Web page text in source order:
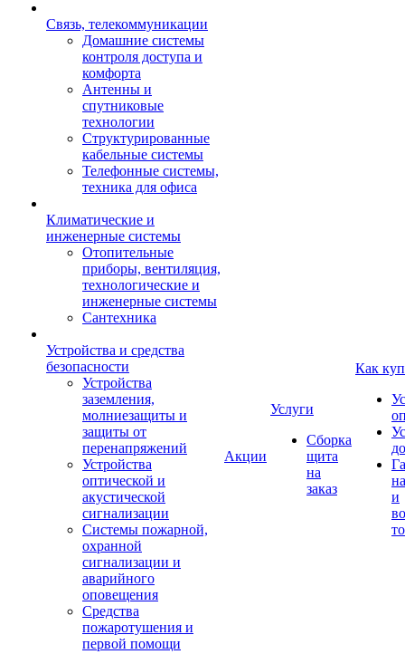
Связь, телекоммуникации
Домашние системы
контроля доступа и
комфорта
Антенны и
спутниковые
технологии
Структурированные
кабельные системы
Телефонные системы,
техника для офиса
Климатические и
инженерные системы
Отопительные
приборы, вентиляция,
технологические и
инженерные системы
Сантехника
Устройства и средства
безопасности
Устройства
заземления,
молниезащиты и
защиты от
перенапряжений
Устройства
оптической и
акустической
сигнализации
Системы пожарной,
охранной
сигнализации и
аварийного
оповещения
Средства
пожаротушения и
первой помощи
Акции
Услуги
Сборка
щита
на
заказ
Как
и